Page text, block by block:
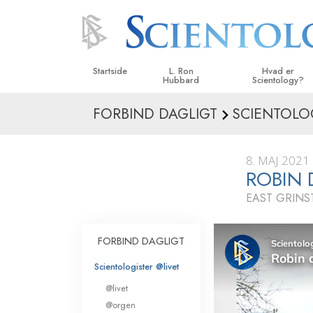
Startside L. Ron
Hubbard
Hvad er
Scientology?
Anskuelser og
Hvad scientologer
om Scientology
Indenfor i en Kirke
De
i Scientology
En introduktion til
FORBIND DAGLIGT
8. MAJ 2021
ROBIN
EAST
FORBIND DAGLIGT
Scientologister @livet
@livet
@orgen